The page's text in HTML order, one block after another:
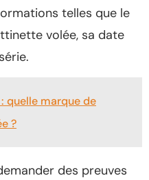
telles que le
volée, sa date
quelle marque de
?
des preuves